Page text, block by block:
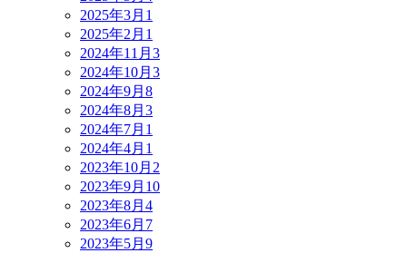
2025年3月 1
2025年2月 1
2024年11月 3
2024年10月 3
2024年9月 8
2024年8月 3
2024年7月 1
2024年4月 1
2023年10月 2
2023年9月 10
2023年8月 4
2023年6月 7
2023年5月 9